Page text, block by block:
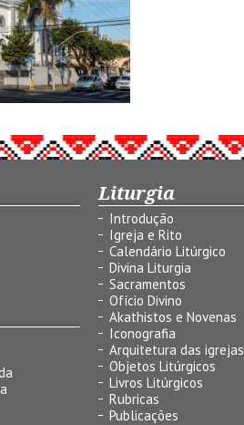
Liturgia
Introdução
Igreja e Rito
Calendário Litúrgico
Divina Liturgia
Sacramentos
Ofício Divino
Akathistos e Novenas
Iconografia
Arquitetura das igrejas
Objetos Litúrgicos
Livros Litúrgicos
Rubricas
Publicações